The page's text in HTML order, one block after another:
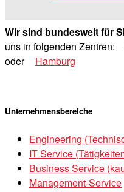
Wir sind bundesweit für
uns in folgenden Zentren:
oder
Hamburg
Unternehmensbereiche
Engineering
IT Service
Business Service
Management-Service